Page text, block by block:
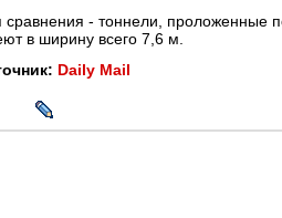
сравнения - тоннели, проложенные
в ширину всего 7,6 м.
Daily Mail